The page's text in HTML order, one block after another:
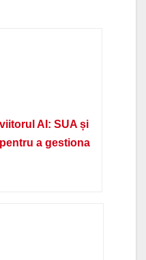
AI: SUA și
a gestiona